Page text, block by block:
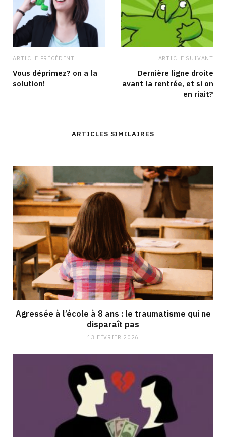
ARTICLE PRÉCÉDENT
Vous déprimez? on a la
solution!
ARTICLE SUIVANT
Dernière ligne droite
avant la rentrée, et si on
en riait?
ARTICLES SIMILAIRES
Agressée à l’école à 8 ans : le traumatisme qui ne
disparaît pas
13 FÉVRIER 2026